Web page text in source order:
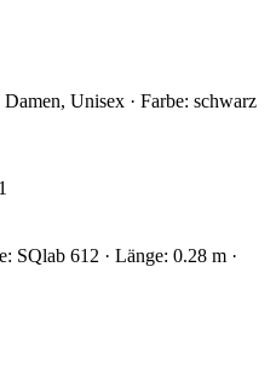
Unisex · Farbe: schwarz
SQlab 612 · Länge: 0.28 m ·